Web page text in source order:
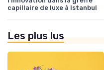
capillaire de luxe à Istanbul
Les plus lus